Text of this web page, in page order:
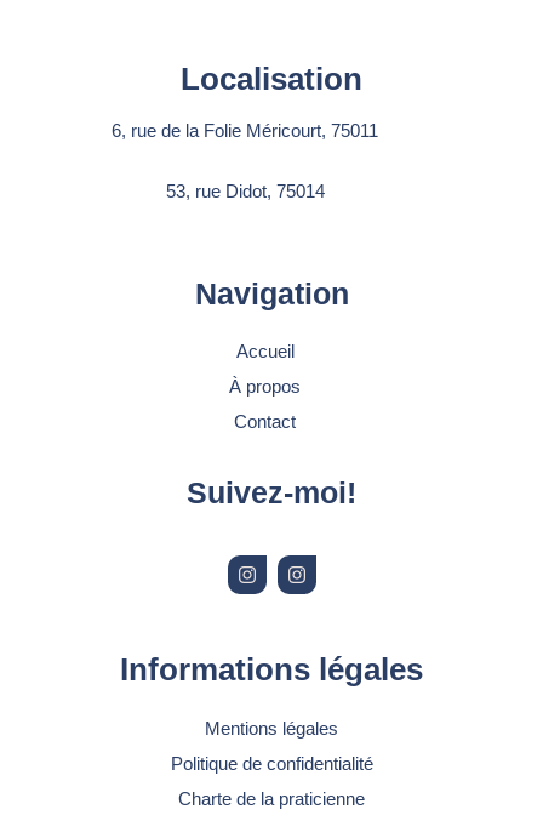
Localisation
6, rue de la Folie Méricourt, 75011
53, rue Didot, 75014
Navigation
Accueil
À propos
Contact
Suivez-moi!
n
s
r
a
n
s
r
a
Informations légales
Mentions légales
Politique de confidentialité
Charte de la praticienne